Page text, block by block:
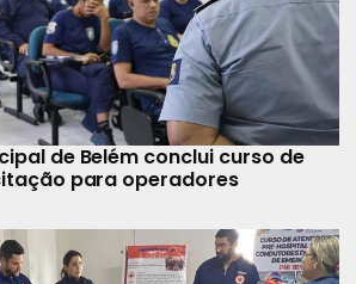
de Belém conclui curso de
para operadores